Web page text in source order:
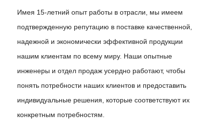
Имея 15-летний опыт работы в отрасли, мы имеем
подтвержденную репутацию в поставке качественной,
надежной и экономически эффективной продукции
нашим клиентам по всему миру. Наши опытные
инженеры и отдел продаж усердно работают, чтобы
понять потребности наших клиентов и предоставить
индивидуальные решения, которые соответствуют их
конкретным потребностям.